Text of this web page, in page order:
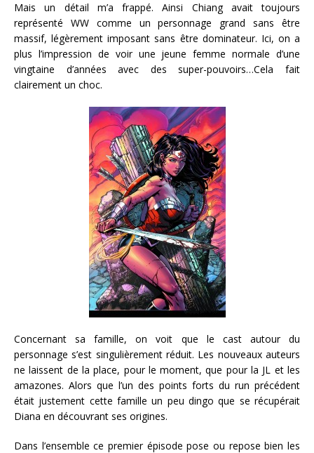
Mais un détail m’a frappé. Ainsi Chiang avait toujours
représenté WW comme un personnage grand sans être
massif, légèrement imposant sans être dominateur. Ici, on a
plus l’impression de voir une jeune femme normale d’une
vingtaine d’années avec des super-pouvoirs…Cela fait
clairement un choc.
Concernant sa famille, on voit que le cast autour du
personnage s’est singulièrement réduit. Les nouveaux auteurs
ne laissent de la place, pour le moment, que pour la JL et les
amazones. Alors que l’un des points forts du run précédent
était justement cette famille un peu dingo que se récupérait
Diana en découvrant ses origines.
Dans l’ensemble ce premier épisode pose ou repose bien les